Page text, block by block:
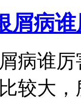
屑病
病谁
较大